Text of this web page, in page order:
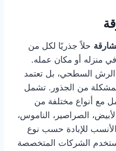
حلاً جذريًا لكل من
منزله أو مكان عمله.
الرش السطحي، بل تعتمد
من الجذور. تشمل
مع أنواع مختلفة من
الصراصير، الناموس،
للإبادة حسب نوع
الشركات المتخصصة